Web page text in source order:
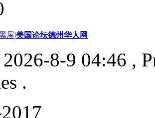
屋|美国论坛德州华人网
8-9 04:46 ,
.